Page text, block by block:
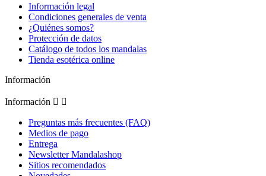
Información legal
Condiciones generales de venta
¿Quiénes somos?
Protección de datos
Catálogo de todos los mandalas
Tienda esotérica online
Información
Información  
Preguntas más frecuentes (FAQ)
Medios de pago
Entrega
Newsletter Mandalashop
Sitios recomendados